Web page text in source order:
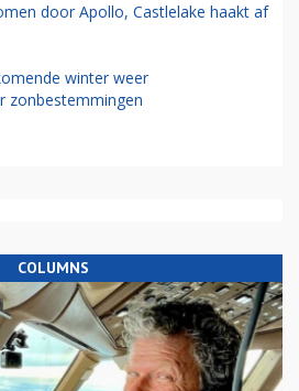
door Apollo, Castlelake haakt af
winter weer
zonbestemmingen
COLUMNS